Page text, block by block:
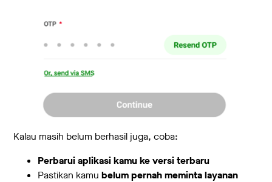
Kalau masih belum berhasil juga, coba:
Perbarui aplikasi kamu ke versi terbaru
Pastikan kamubelum pernah meminta layanan